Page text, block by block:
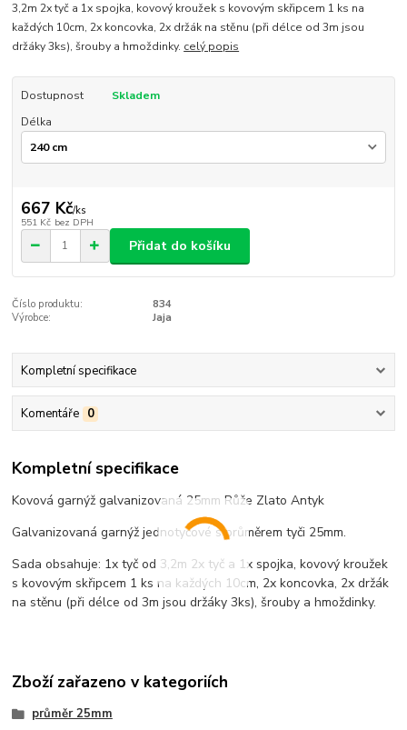
3,2m 2x tyč a 1x spojka, kovový kroužek s kovovým skřipcem 1 ks na
každých 10cm, 2x koncovka, 2x držák na stěnu (při délce od 3m jsou
držáky 3ks), šrouby a hmoždinky. celý popis
Dostupnost
Skladem
Délka
667 Kč/ks
551 Kč bez DPH
Přidat do košíku
Číslo produktu:
834
Výrobce:
Jaja
Kompletní specifikace
Komentáře 0
Kompletní specifikace
Kovová garnýž galvanizovaná 25mm Růže Zlato Antyk
Galvanizovaná garnýž jednotyčové s průměrem tyči 25mm.
Sada obsahuje: 1x tyč od 3,2m 2x tyč a 1x spojka, kovový kroužek
s kovovým skřipcem 1 ks na každých 10cm, 2x koncovka, 2x držák
na stěnu (při délce od 3m jsou držáky 3ks), šrouby a hmoždinky.
Zboží zařazeno v kategoriích
průměr 25mm